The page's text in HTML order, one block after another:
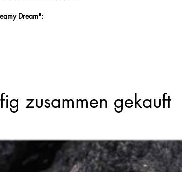
Dream":
zusammen gekauft